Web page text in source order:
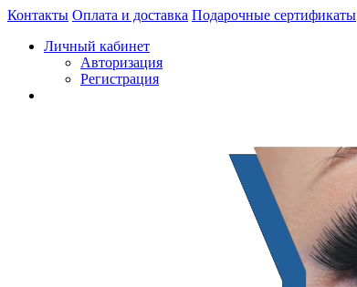
Контакты Оплата и доставка Подарочные сертификаты
Личный кабинет
Авторизация
Регистрация